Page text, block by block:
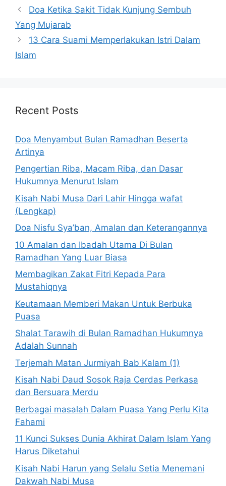
Doa Ketika Sakit Tidak Kunjung Sembuh
Yang Mujarab
13 Cara Suami Memperlakukan Istri Dalam
Islam
Recent Posts
Doa Menyambut Bulan Ramadhan Beserta
Artinya
Pengertian Riba, Macam Riba, dan Dasar
Hukumnya Menurut Islam
Kisah Nabi Musa Dari Lahir Hingga wafat
(Lengkap)
Doa Nisfu Sya’ban, Amalan dan Keterangannya
10 Amalan dan Ibadah Utama Di Bulan
Ramadhan Yang Luar Biasa
Membagikan Zakat Fitri Kepada Para
Mustahiqnya
Keutamaan Memberi Makan Untuk Berbuka
Puasa
Shalat Tarawih di Bulan Ramadhan Hukumnya
Adalah Sunnah
Terjemah Matan Jurmiyah Bab Kalam (1)
Kisah Nabi Daud Sosok Raja Cerdas Perkasa
dan Bersuara Merdu
Berbagai masalah Dalam Puasa Yang Perlu Kita
Fahami
11 Kunci Sukses Dunia Akhirat Dalam Islam Yang
Harus Diketahui
Kisah Nabi Harun yang Selalu Setia Menemani
Dakwah Nabi Musa